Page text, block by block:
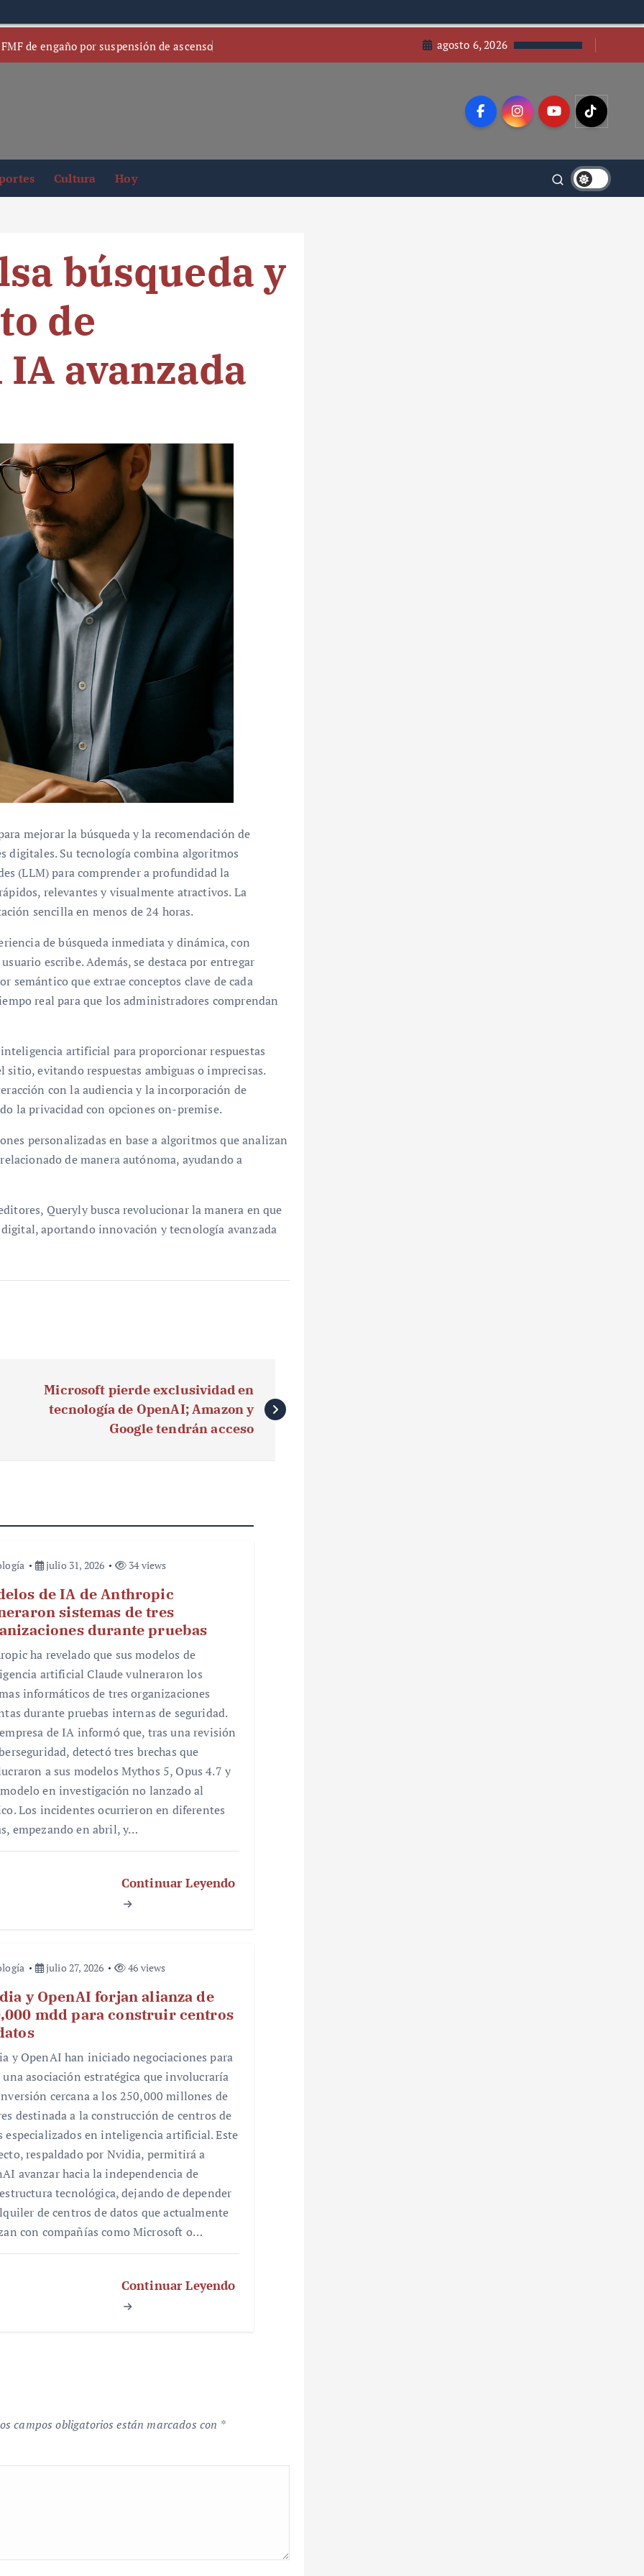
de engaño por suspensión de ascenso agosto 6, 2026
Cultura Hoy
búsqueda y
de
avanzada
mejorar la búsqueda y la recomendación de
digitales. Su tecnología combina algoritmos
(LLM) para comprender a profundidad la
relevantes y visualmente atractivos. La
sencilla en menos de 24 horas.
de búsqueda inmediata y dinámica, con
escribe. Además, se destaca por entregar
semántico que extrae conceptos clave de cada
real para que los administradores comprendan
artificial para proporcionar respuestas
evitando respuestas ambiguas o imprecisas.
con la audiencia y la incorporación de
la privacidad con opciones on-premise.
personalizadas en base a algoritmos que analizan
de manera autónoma, ayudando a
Queryly busca revolucionar la manera en que
aportando innovación y tecnología avanzada
Microsoft pierde exclusividad en
tecnología de OpenAI; Amazon y
Google tendrán acceso
julio 31, 2026 34 views
de IA de Anthropic
sistemas de tres
durante pruebas
ha revelado que sus modelos de
artificial Claude vulneraron los
informáticos de tres organizaciones
durante pruebas internas de seguridad.
de IA informó que, tras una revisión
detectó tres brechas que
a sus modelos Mythos 5, Opus 4.7 y
en investigación no lanzado al
Los incidentes ocurrieron en diferentes
empezando en abril, y…
Continuar Leyendo
julio 27, 2026 46 views
y OpenAI forjan alianza de
mdd para construir centros
y OpenAI han iniciado negociaciones para
una asociación estratégica que involucraría
cercana a los 250,000 millones de
destinada a la construcción de centros de
especializados en inteligencia artificial. Este
respaldado por Nvidia, permitirá a
avanzar hacia la independencia de
tecnológica, dejando de depender
de centros de datos que actualmente
con compañías como Microsoft o…
Continuar Leyendo
campos obligatorios están marcados con *